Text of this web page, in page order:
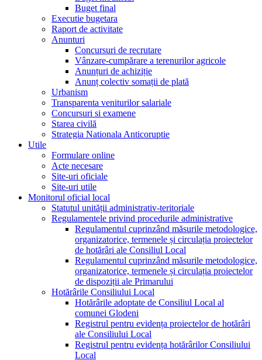
Buget final
Executie bugetara
Raport de activitate
Anunturi
Concursuri de recrutare
Vânzare-cumpărare a terenurilor agricole
Anunțuri de achiziție
Anunț colectiv somații de plată
Urbanism
Transparenta veniturilor salariale
Concursuri si examene
Starea civilă
Strategia Nationala Anticoruptie
Utile
Formulare online
Acte necesare
Site-uri oficiale
Site-uri utile
Monitorul oficial local
Statutul unității administrativ-teritoriale
Regulamentele privind procedurile administrative
Regulamentul cuprinzând măsurile metodologice,
organizatorice, termenele și circulația proiectelor
de hotărâri ale Consiliul Local
Regulamentul cuprinzând măsurile metodologice,
organizatorice, termenele și circulația proiectelor
de dispoziții ale Primarului
Hotărârile Consiliului Local
Hotărârile adoptate de Consiliul Local al
comunei Glodeni
Registrul pentru evidența proiectelor de hotărâri
ale Consiliului Local
Registrul pentru evidența hotărârilor Consiliului
Local